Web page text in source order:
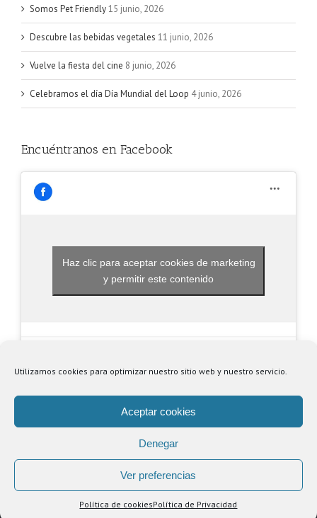
Utilizamos cookies para optimizar nuestro sitio web y nuestro servicio.
Aceptar cookies
Denegar
Ver preferencias
Política de cookiesPolítica de Privacidad
Somos Pet Friendly15 junio, 2026
Descubre las bebidas vegetales 11 junio, 2026
Vuelve la fiesta del cine 8 junio, 2026
Celebramos el día Día Mundial del Loop 4 junio, 2026
Encuéntranos en Facebook
Haz clic para aceptar cookies de marketing
y permitir este contenido
© Copyright2026 | Centro Comercial Puerta de Alicante |Política de
Privacidad|Aviso Legal
FacebookYouTubeInstagram
Spotify